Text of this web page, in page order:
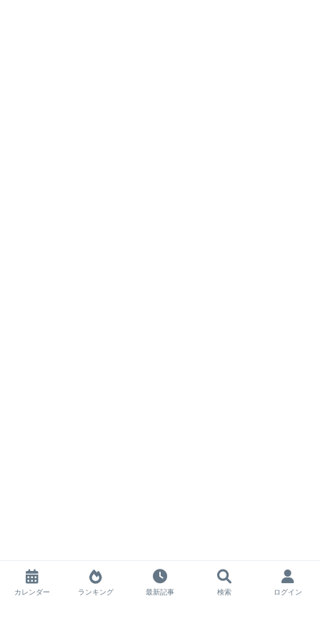
カレンダー ランキング 最新記事 検索 ログイン